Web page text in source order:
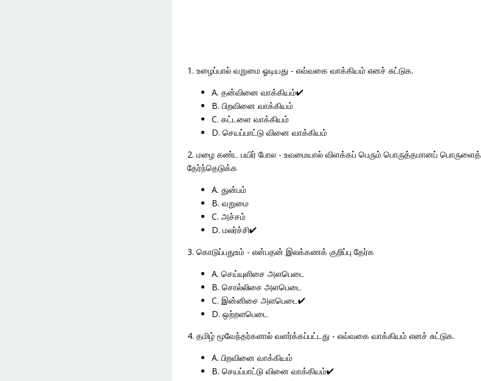
1. உழைப்பால் வறுமை ஓடியது - எவ்வகை வாக்கியம் எனச் சுட்டுக.
A. தன்வினை வாக்கியம்✔
B. பிறவினை வாக்கியம்
C. கட்டளை வாக்கியம்
D. செயப்பாட்டு வினை வாக்கியம்
2. மழை கண்ட பயிர் போல - உவமையால் விளக்கப் பெரும் பொருத்தமானப் பொருளைத்
தேர்ந்தெடுக்க
A. துன்பம்
B. வறுமை
C. அச்சம்
D. மலர்ச்சி✔
3. கொடுப்பதுஉம் - என்பதன் இலக்கணக் குறிப்பு தேர்க
A. செய்யுளிசை அளபெடை
B. சொல்லிசை அளபெடை
C. இன்னிசை அளபெடை✔
D. ஒற்றளபெடை
4. தமிழ் மூவேந்தர்களால் வளர்க்கப்பட்டது - எவ்வகை வாக்கியம் எனச் சுட்டுக.
A. பிறவினை வாக்கியம்
B. செயப்பாட்டு வினை வாக்கியம்✔